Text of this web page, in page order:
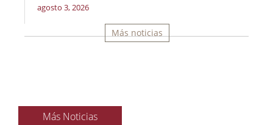
agosto 3, 2026
Más noticias
Más Noticias